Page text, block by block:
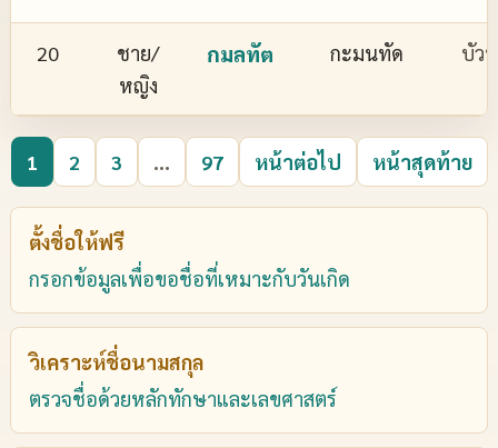
20
ชาย/
หญิง
กมลทัต กะมนทัด บัว
1 2 3 ... 97 หน้าต่อไป หน้าสุดท้าย
ตั้งชื่อให้ฟรี
กรอกข้อมูลเพื่อขอชื่อที่เหมาะกับวันเกิด
วิเคราะห์ชื่อนามสกุล
ตรวจชื่อด้วยหลักทักษาและเลขศาสตร์